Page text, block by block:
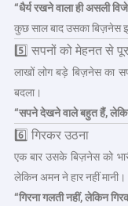
“धैर्य रखने वाला ही असली
कुछ साल बाद उसका बिज़नेस
5️⃣ सपनों को मेहनत से
लाखों लोग बड़े बिज़नेस का
बदला।
“सपने देखने वाले बहुत हैं,
6️⃣ गिरकर उठना
एक बार उसके बिज़नेस को
लेकिन अमन ने हार नहीं मानी।
“गिरना गलती नहीं, लेकिन